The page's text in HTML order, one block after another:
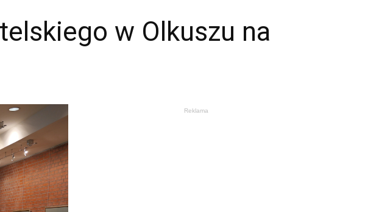
w Olkuszu na
Reklama